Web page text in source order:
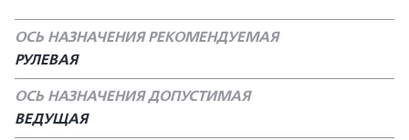
ОСЬ НАЗНАЧЕНИЯ РЕКОМЕНДУЕМАЯ
РУЛЕВАЯ
ОСЬ НАЗНАЧЕНИЯ ДОПУСТИМАЯ
ВЕДУЩАЯ